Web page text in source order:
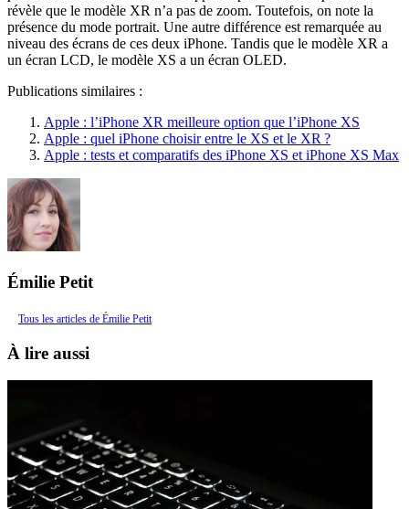
révèle que le modèle XR n’a pas de zoom. Toutefois, on note la
présence du mode portrait. Une autre différence est remarquée au
niveau des écrans de ces deux iPhone. Tandis que le modèle XR a
un écran LCD, le modèle XS a un écran OLED.
Publications similaires :
Apple : l’iPhone XR meilleure option que l’iPhone XS
Apple : quel iPhone choisir entre le XS et le XR ?
Apple : tests et comparatifs des iPhone XS et iPhone XS Max
Émilie Petit
Tous les articles de Émilie Petit
À lire aussi